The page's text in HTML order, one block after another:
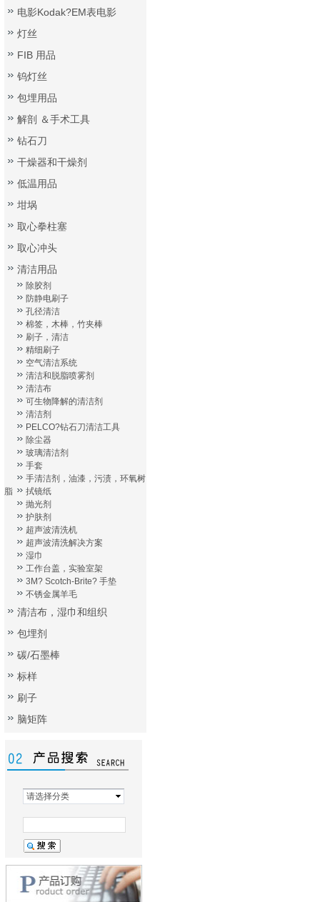
请选择分类
电影Kodak?EM表电影
灯丝
FIB 用品
钨灯丝
包埋用品
解剖 ＆手术工具
钻石刀
干燥器和干燥剂
低温用品
坩埚
取心拳柱塞
取心冲头
清洁用品
除胶剂
防静电刷子
孔径清洁
棉签，木棒，竹夹棒
刷子，清洁
精细刷子
空气清洁系统
清洁和脱脂喷雾剂
清洁布
可生物降解的清洁剂
清洁剂
PELCO?钻石刀清洁工具
除尘器
玻璃清洁剂
手套
手清洁剂，油漆，污渍，环氧树
脂
拭镜纸
抛光剂
护肤剂
超声波清洗机
超声波清洗解决方案
湿巾
工作台盖，实验室架
3M? Scotch-Brite? 手垫
不锈金属羊毛
清洁布，湿巾和组织
包埋剂
碳/石墨棒
标样
刷子
脑矩阵